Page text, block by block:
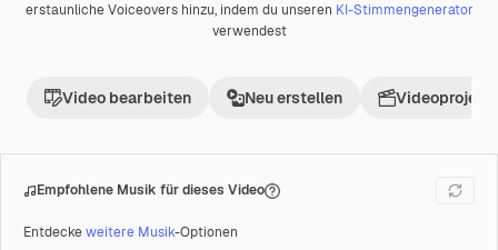
erstaunliche Voiceovers hinzu, indem du unseren KI-Stimmengenerator
verwendest
Video bearbeiten Neu erstellen Videoprojekt
Empfohlene Musik für dieses Video
Entdeckeweitere Musik-Optionen